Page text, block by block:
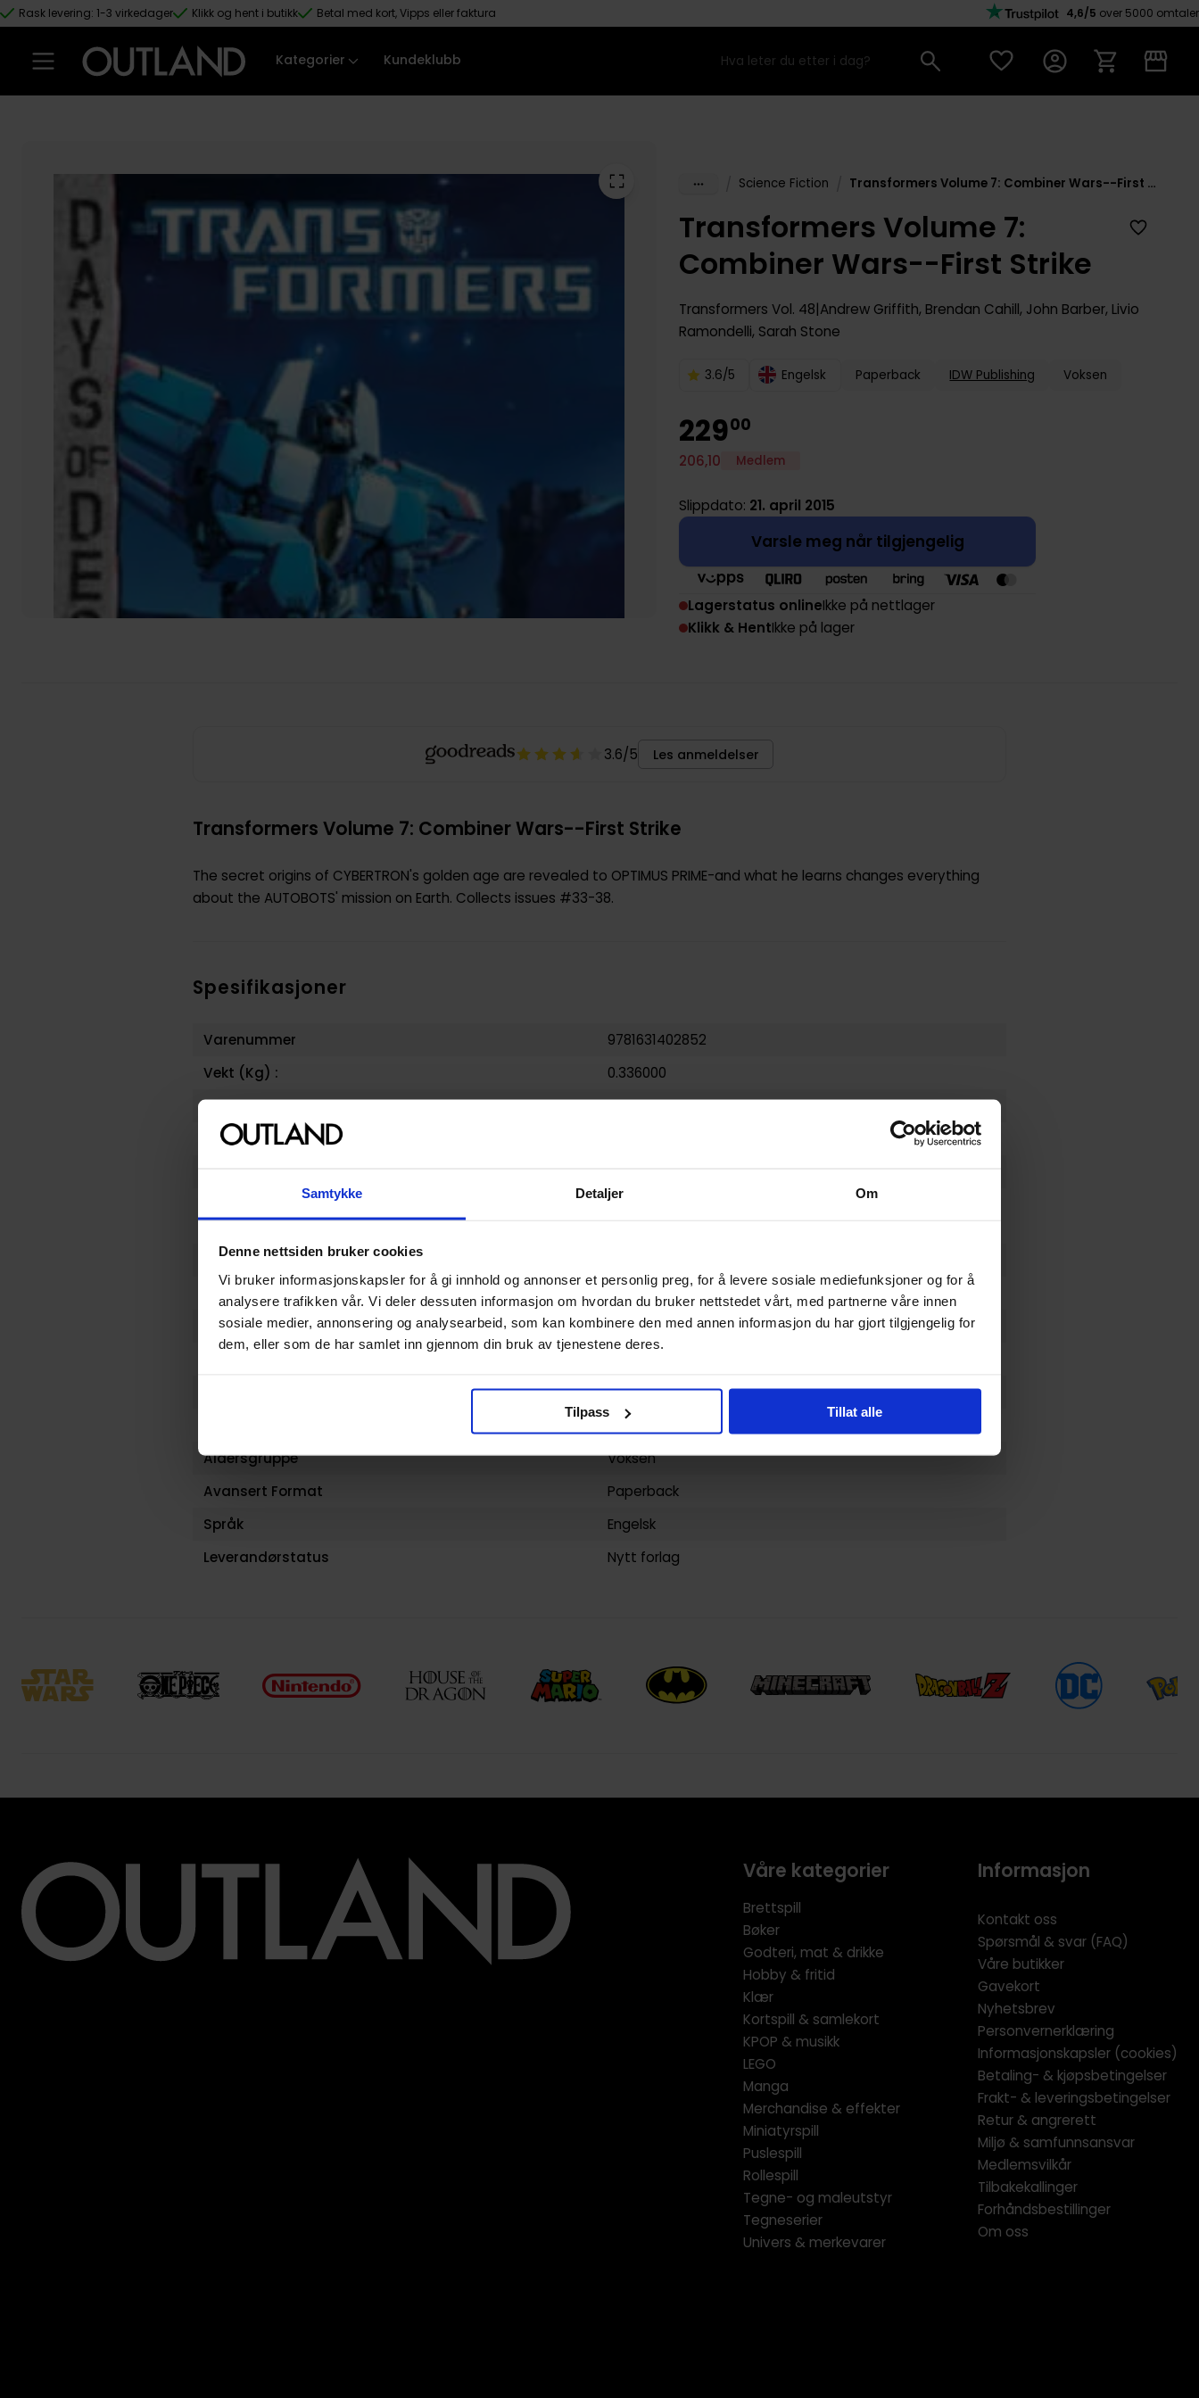
Samtykke Detaljer Om
Denne nettsiden bruker cookies
Vi bruker informasjonskapsler for å gi innhold og annonser et personlig preg, for å levere sosiale mediefunksjoner og for å
analysere trafikken vår. Vi deler dessuten informasjon om hvordan du bruker nettstedet vårt, med partnerne våre innen
sosiale medier, annonsering og analysearbeid, som kan kombinere den med annen informasjon du har gjort tilgjengelig for
dem, eller som de har samlet inn gjennom din bruk av tjenestene deres.
Tilpass Tillat alle
Hopp til hovedinnhold
Rask levering: 1-3 virkedager Klikk og hent i butikk Betal med kort, Vipps eller faktura 4,6/5 over 5000 omtaler
Kategorier Kundeklubb
Science Fiction Transformers Volume 7: Combiner Wars--First Strike
Transformers Volume 7:
Combiner Wars--First Strike
Transformers Vol. 48 Andrew Griffith, Brendan Cahill, John Barber, Livio
Ramondelli, Sarah Stone
3.6/5 Engelsk Paperback IDW Publishing Voksen
22900
206,10 Medlem
Slippdato: 21. april 2015
Varsle meg når tilgjengelig
Lagerstatus onlineIkke på nettlager
Klikk & HentIkke på lager
3.6/5 Les anmeldelser
Transformers Volume 7: Combiner Wars--First Strike
The secret origins of CYBERTRON's golden age are revealed to OPTIMUS PRIME-and what he learns changes everything
about the AUTOBOTS' mission on Earth. Collects issues #33-38.
Spesifikasjoner
Varenummer
9781631402852
Vekt (Kg) :
0.336000
Opprinnelsesland :
USA
Format
Andrew Griffith
Sjanger
Illustratør
Andrew Griffith, Livio Ramondelli, Sarah Stone
Antall Sider
152
21.04.2015
Aldersgruppe
Voksen
Avansert Format
Paperback
Språk
Engelsk
Leverandørstatus
Nytt forlag
Våre kategorier
Brettspill
Bøker
Godteri, mat & drikke
Hobby & fritid
Klær
Kortspill & samlekort
KPOP & musikk
LEGO
Manga
Merchandise & effekter
Miniatyrspill
Puslespill
Rollespill
Tegne- og maleutstyr
Tegneserier
Univers & merkevarer
Informasjon
Kontakt oss
Spørsmål & svar (FAQ)
Våre butikker
Gavekort
Nyhetsbrev
Personvernerklæring
Informasjonskapsler (cookies)
Betaling- & kjøpsbetingelser
Frakt- & leveringsbetingelser
Retur & angrerett
Miljø & samfunnsansvar
Medlemsvilkår
Tilbakekallinger
Forhåndsbestillinger
Om oss